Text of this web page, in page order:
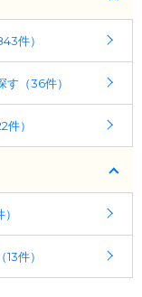
件）
（36件）
）
件）